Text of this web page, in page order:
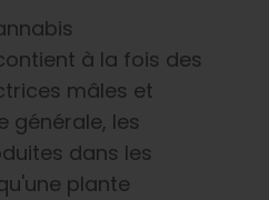
à la fois des
mâles et
générale, les
dans les
plante